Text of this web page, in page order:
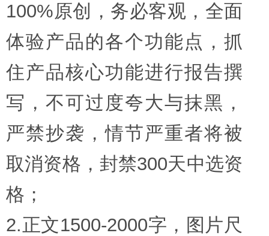
100%原创，务必客观，全面
体验产品的各个功能点，抓
住产品核心功能进行报告撰
写，不可过度夸大与抹黑，
严禁抄袭，情节严重者将被
取消资格，封禁300天中选资
格；
2.正文1500-2000字，图片尺